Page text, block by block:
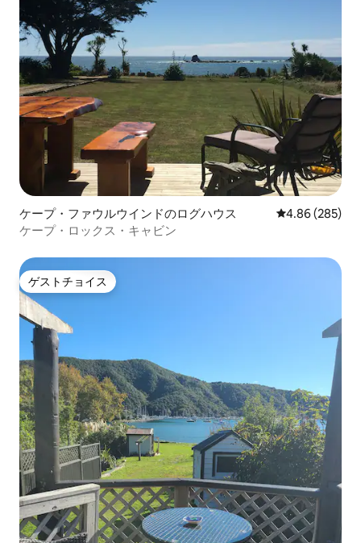
ケープ・ファウルウインドのログハウス レビュー285
4.86 (285)
ケープ・ロックス・キャビン
ゲストチョイス
ゲストチョイス